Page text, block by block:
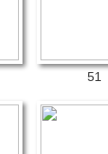
51